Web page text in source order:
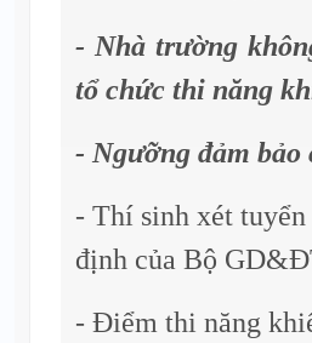
- Nhà trường
tổ chức thi năng
- Ngưỡng đảm
- Thí sinh xét
định của Bộ
- Điểm thi năng